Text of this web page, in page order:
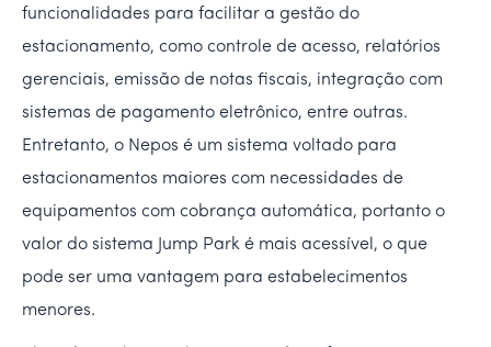
funcionalidades para facilitar a gestão do
estacionamento, como controle de acesso, relatórios
gerenciais, emissão de notas fiscais, integração com
sistemas de pagamento eletrônico, entre outras.
Entretanto, o Nepos é um sistema voltado para
estacionamentos maiores com necessidades de
equipamentos com cobrança automática, portanto o
valor do sistema Jump Park é mais acessível, o que
pode ser uma vantagem para estabelecimentos
menores.